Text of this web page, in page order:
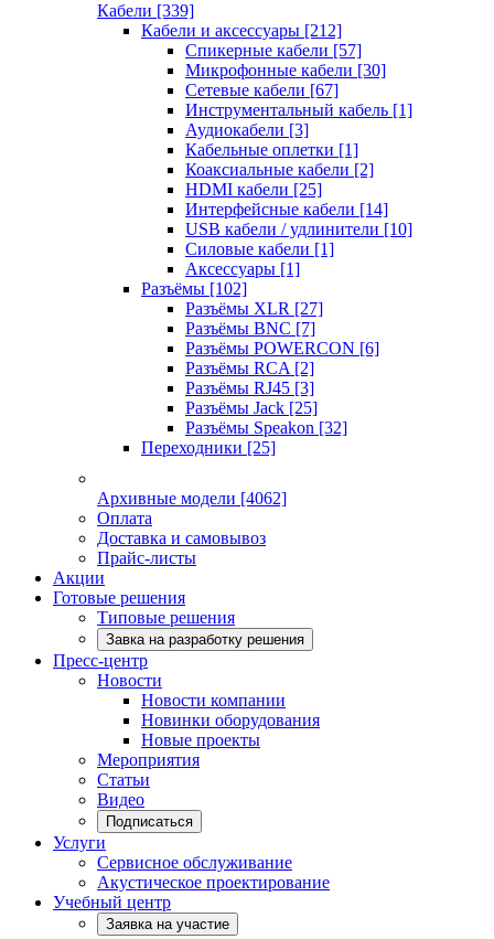
Кабели [339]
Кабели и аксессуары [212]
Спикерные кабели [57]
Микрофонные кабели [30]
Сетевые кабели [67]
Инструментальный кабель [1]
Аудиокабели [3]
Кабельные оплетки [1]
Коаксиальные кабели [2]
HDMI кабели [25]
Интерфейсные кабели [14]
USB кабели / удлинители [10]
Силовые кабели [1]
Аксессуары [1]
Разъёмы [102]
Разъёмы XLR [27]
Разъёмы BNC [7]
Разъёмы POWERCON [6]
Разъёмы RCA [2]
Разъёмы RJ45 [3]
Разъёмы Jack [25]
Разъёмы Speakon [32]
Переходники [25]
Архивные модели [4062]
Оплата
Доставка и самовывоз
Прайс-листы
Акции
Готовые решения
Типовые решения
Завка на разработку решения
Пресс-центр
Новости
Новости компании
Новинки оборудования
Новые проекты
Мероприятия
Статьи
Видео
Подписаться
Услуги
Сервисное обслуживание
Акустическое проектирование
Учебный центр
Заявка на участие